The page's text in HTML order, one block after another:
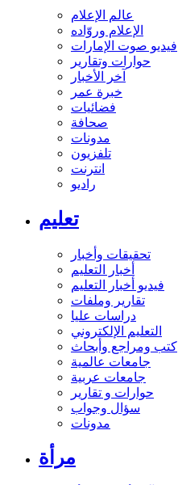
عالم الإعلام
الإعلام وروّاده
فيديو صوت الإمارات
حوارات وتقارير
آخر الأخبار
خبرة عمر
فضائيات
صحافة
مدونات
تلفزيون
انترنت
راديو
تعليم
تحقيقات وأخبار
أخبار التعليم
فيديو أخبار التعليم
تقارير وملفات
دراسات عليا
التعليم الإلكتروني
كتب ومراجع وأبحاث
جامعات عالمية
جامعات عربية
حوارات و تقارير
سؤال وجواب
مدونات
مرأة